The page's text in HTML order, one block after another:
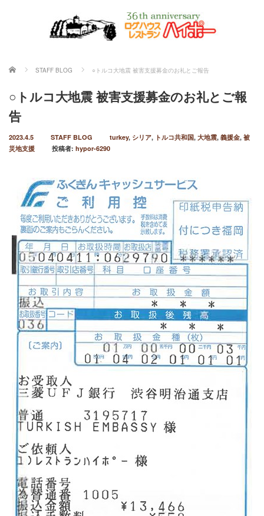
ホーム STAFF BLOG ○トルコ大地震 被害支援募金のお礼とご報告
○トルコ大地震 被害支援募金のお礼とご報
告
2023.4.5 STAFF BLOG turkey, シリア, トルコ共和国, 大地震, 義援金, 被
災地支援
投稿者: hypor-6290